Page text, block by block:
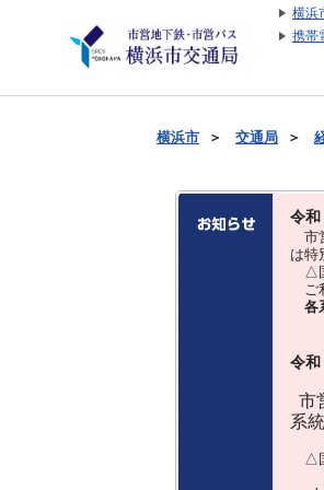
横浜
携帯
横浜市 ＞ 交通局 ＞
令和
市
は特
△国
ご
各
令
市
系
△国